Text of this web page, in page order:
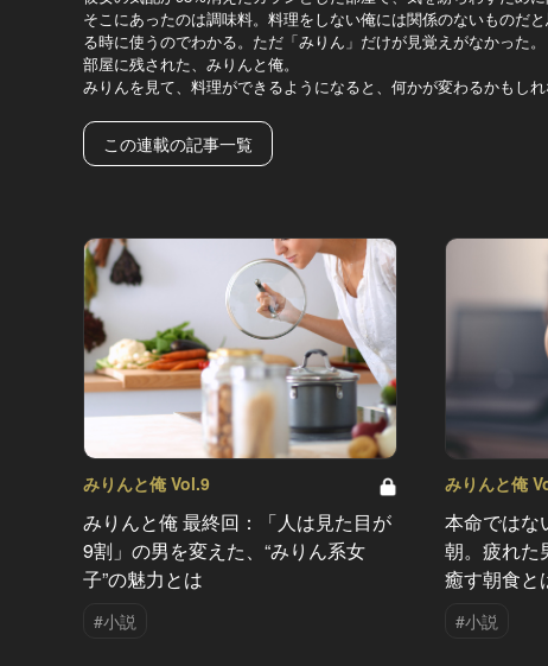
そこにあったのは調味料。料理をしない俺には関係のないものだ
る時に使うのでわかる。ただ「みりん」だけが見覚えがなかった。
部屋に残された、みりんと俺。
みりんを見て、料理ができるようになると、何かが変わるかもしれ
この連載の記事一覧
みりんと俺 Vol.9
みりんと俺 最終回：「人は見た目が
9割」の男を変えた、“みりん系女
子”の魅力とは
#小説
みりんと俺
本命ではな
朝。疲れた
癒す朝食と
#小説